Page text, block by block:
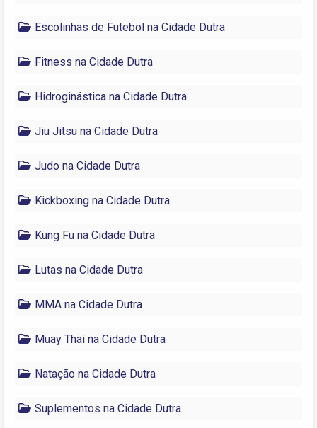
Escolinhas de Futebol na Cidade Dutra
Fitness na Cidade Dutra
Hidroginástica na Cidade Dutra
Jiu Jitsu na Cidade Dutra
Judo na Cidade Dutra
Kickboxing na Cidade Dutra
Kung Fu na Cidade Dutra
Lutas na Cidade Dutra
MMA na Cidade Dutra
Muay Thai na Cidade Dutra
Natação na Cidade Dutra
Suplementos na Cidade Dutra